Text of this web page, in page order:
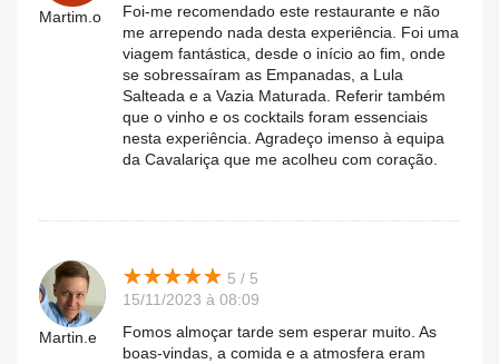
Martim.o
Foi-me recomendado este restaurante e não
me arrependo nada desta experiência. Foi uma
viagem fantástica, desde o início ao fim, onde
se sobressaíram as Empanadas, a Lula
Salteada e a Vazia Maturada. Referir também
que o vinho e os cocktails foram essenciais
nesta experiência. Agradeço imenso à equipa
da Cavalariça que me acolheu com coração.
Martin.e
★★★★★
★★★★★ 5 / 5
15/11/2023 à 08:09
Fomos almoçar tarde sem esperar muito. As
boas-vindas, a comida e a atmosfera eram